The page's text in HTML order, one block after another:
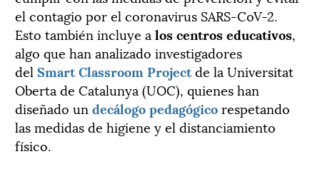
el contagio por el coronavirus SARS-CoV-2.
Esto también incluye a los centros educativos,
algo que han analizado investigadores
del Smart Classroom Projectde la Universitat
Oberta de Catalunya (UOC), quienes han
diseñado un decálogo pedagógicorespetando
las medidas de higiene y el distanciamiento
físico.